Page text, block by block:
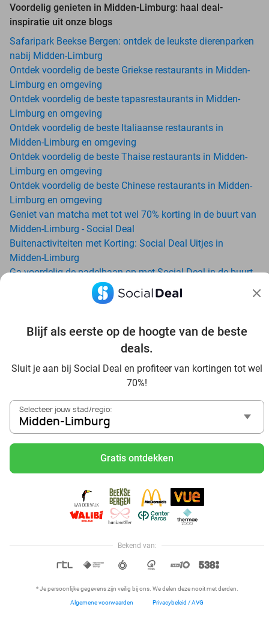
Blijf als eerste op de hoogte van de beste
deals.
Sluit je aan bij Social Deal en profiteer van kortingen tot wel
70%!
Selecteer jouw stad/regio:
Midden-Limburg
Gratis ontdekken
Bekend van:
* Je persoonlijke gegevens zijn veilig bij ons. We delen deze nooit met derden.
Algemene voorwaarden Privacybeleid / AVG
Voordelig genieten in Midden-Limburg: haal deal-
inspiratie uit onze blogs
Safaripark Beekse Bergen: ontdek de leukste dierenparken
nabij Midden-Limburg
Ontdek voordelig de beste Griekse restaurants in Midden-
Limburg en omgeving
Ontdek voordelig de beste tapasrestaurants in Midden-
Limburg en omgeving
Ontdek voordelig de beste Italiaanse restaurants in
Midden-Limburg en omgeving
Ontdek voordelig de beste Thaise restaurants in Midden-
Limburg en omgeving
Ontdek voordelig de beste Chinese restaurants in Midden-
Limburg en omgeving
Geniet van matcha met tot wel 70% korting in de buurt van
Midden-Limburg - Social Deal
Buitenactiviteiten met Korting: Social Deal Uitjes in
Midden-Limburg
Ga voordelig de padelbaan op met Social Deal in de buurt
van Midden-Limburg
Geniet van je vakantie in Midden-Limburg in Nederland met
Ontdek voordelig Pilates in Midden-Limburg - Social Deal
Ervaar de kwaliteit van het Van der Valk hotel in Midden-
Voordelig genieten bij Sunparks met korting vanuit Midden-
Met hoge korting naar de zonnebank in Midden-Limburg
Skiën met korting in Midden-Limburg? Ontdek de leukste
skihallen en indoor skibanen
Schaatsen in Midden-Limburg en omgeving
Holiday on Ice tickets met korting in Midden-Limburg
Social Deal voordeelshop: ah, zoveel mooie deals in regio
Reis af naar Ketteler Hof vanuit Midden-Limburg en beleef
ultiem speelplezier met de kids
Hoi, onze klantenservice is open,
dus als je een vraag hebt helpen